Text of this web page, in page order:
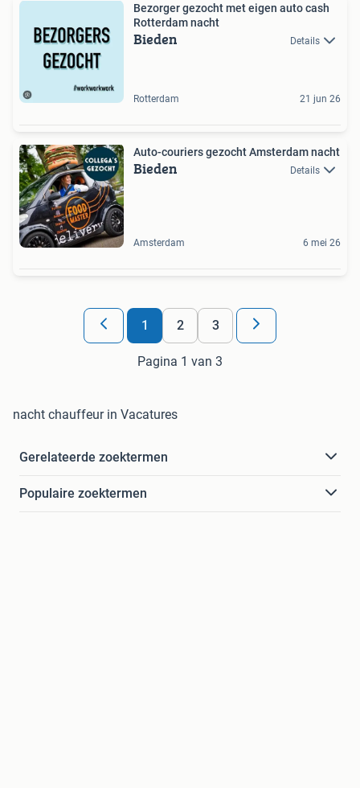
Bezorger gezocht met eigen auto cash
Rotterdam nacht
Bieden Details
Rotterdam 21 jun 26
Auto-couriers gezocht Amsterdam nacht
Bieden Details
Amsterdam 6 mei 26
1 2 3
Pagina 1 van 3
nacht chauffeur in Vacatures
Gerelateerde zoektermen
Populaire zoektermen